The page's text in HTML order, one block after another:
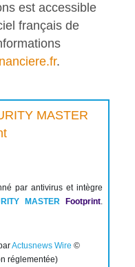
est accessible
français de
.
par antivirus et intègre
MASTERFootprint.
Actusnews Wire ©
réglementée)